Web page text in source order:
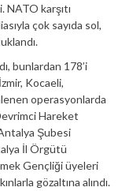
karşıtı
çok sayıda sol,
bunlardan 178’i
Kocaeli,
operasyonlarda
Hareket
Şubesi
İl Örgütü
Gençliği üyeleri
gözaltına alındı.